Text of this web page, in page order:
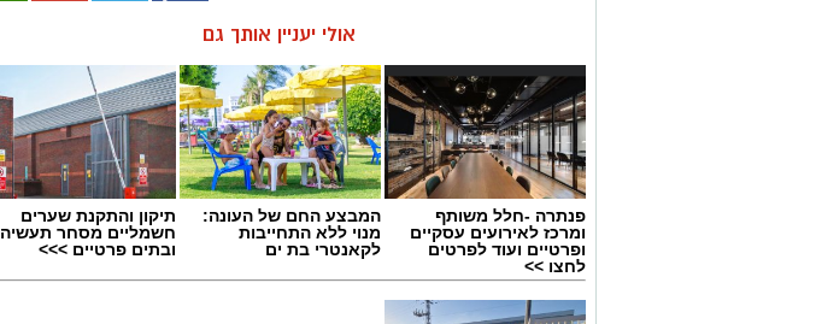
אולי יעניין אותך גם
פנתרה -חלל משותף
ומרכז לאירועים עסקיים
ופרטיים ועוד לפרטים
לחצו >>
המבצע החם של העונה:
מנוי ללא התחייבות
לקאנטרי בת ים
תיקון והתקנת שערים
חשמליים מסחר תעשיה
ובתים פרטיים >>>